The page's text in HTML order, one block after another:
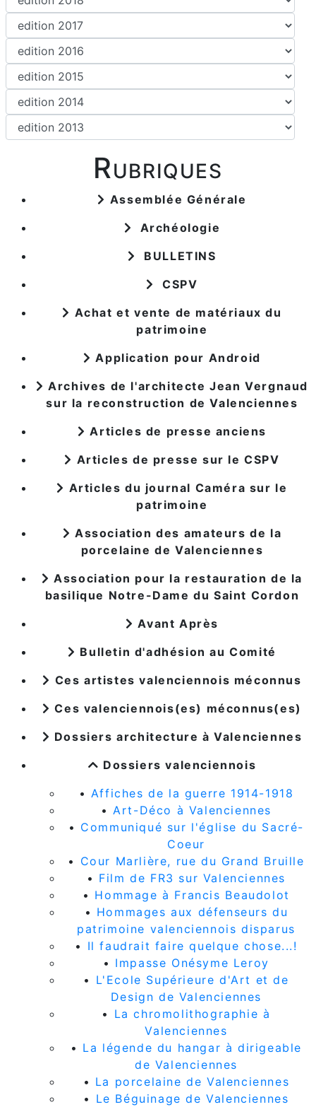
Rubriques
Assemblée Générale
Archéologie
BULLETINS
CSPV
Achat et vente de matériaux du
patrimoine
Application pour Android
Archives de l'architecte Jean Vergnaud
sur la reconstruction de Valenciennes
Articles de presse anciens
Articles de presse sur le CSPV
Articles du journal Caméra sur le
patrimoine
Association des amateurs de la
porcelaine de Valenciennes
Association pour la restauration de la
basilique Notre-Dame du Saint Cordon
Avant Après
Bulletin d'adhésion au Comité
Ces artistes valenciennois méconnus
Ces valenciennois(es) méconnus(es)
Dossiers architecture à Valenciennes
Dossiers valenciennois
• Affiches de la guerre 1914-1918
• Art-Déco à Valenciennes
• Communiqué sur l'église du Sacré-
Coeur
• Cour Marlière, rue du Grand Bruille
• Film de FR3 sur Valenciennes
• Hommage à Francis Beaudolot
• Hommages aux défenseurs du
patrimoine valenciennois disparus
• Il faudrait faire quelque chose...!
• Impasse Onésyme Leroy
• L'Ecole Supérieure d'Art et de
Design de Valenciennes
• La chromolithographie à
Valenciennes
• La légende du hangar à dirigeable
de Valenciennes
• La porcelaine de Valenciennes
• Le Béguinage de Valenciennes